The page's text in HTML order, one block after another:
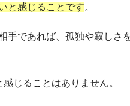
と感じることです。
手であれば、孤独や寂しさ
じることはありません。